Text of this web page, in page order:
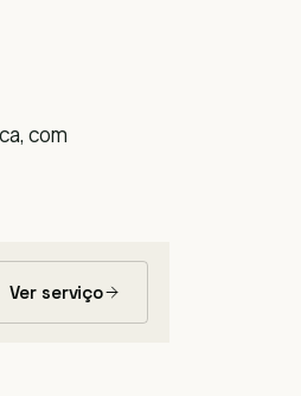
com
Ver serviço